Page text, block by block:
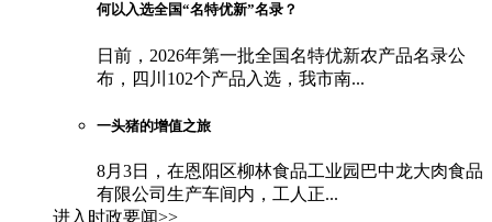
何以入选全国“名特优新”名录？
日前，2026年第一批全国名特优新农产品名录公
布，四川102个产品入选，我市南...
一头猪的增值之旅
8月3日，在恩阳区柳林食品工业园巴中龙大肉食品
有限公司生产车间内，工人正...
进入时政要闻>>